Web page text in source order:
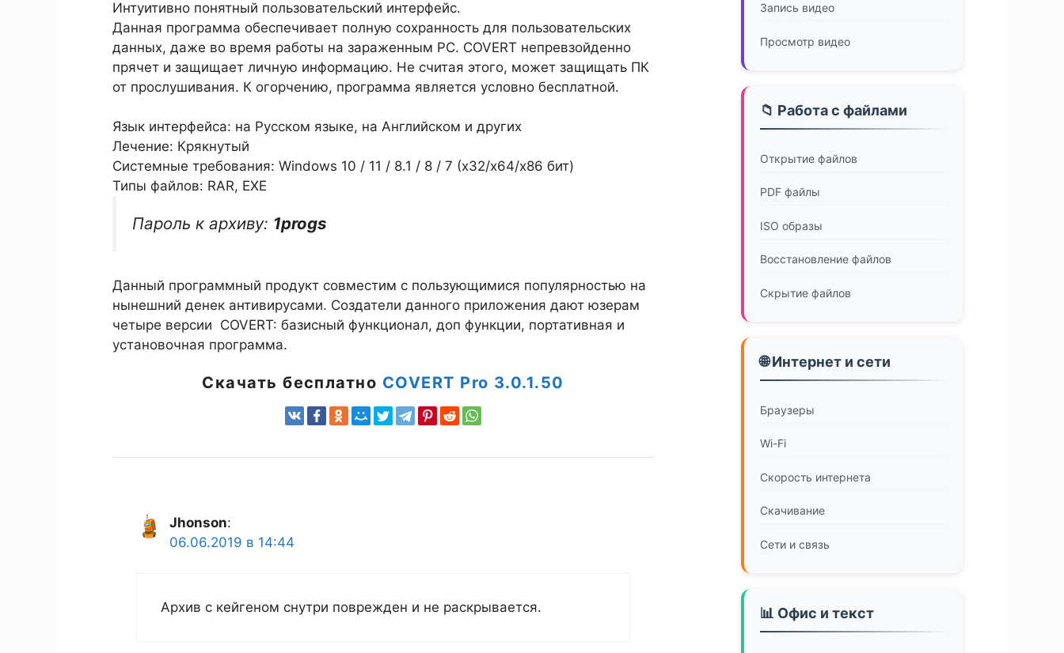
Интуитивно понятный пользовательский интерфейс.
Данная программа обеспечивает полную сохранность для пользовательских
данных, даже во время работы на зараженным PC. COVERT непревзойденно
прячет и защищает личную информацию. Не считая этого, может защищать ПК
от прослушивания. К огорчению, программа является условно бесплатной.
Язык интерфейса: на Русском языке, на Английском и других
Лечение: Крякнутый
Системные требования: Windows 10 / 11 / 8.1 / 8 / 7 (х32/x64/x86 бит)
Типы файлов: RAR, EXE
Пароль к архиву: 1progs
Данный программный продукт совместим с пользующимися популярностью на
нынешний денек антивирусами. Создатели данного приложения дают юзерам
четыре версии COVERT: базисный функционал, доп функции, портативная и
установочная программа.
Скачать бесплатно COVERT Pro 3.0.1.50
Jhonson:
06.06.2019 в 14:44
Архив с кейгеном снутри поврежден и не раскрывается.
Запись видео
Просмотр видео
📁 Работа с файлами
Открытие файлов
PDF файлы
ISO образы
Восстановление файлов
Скрытие файлов
🌐 Интернет и сети
Браузеры
Wi-Fi
Скорость интернета
Скачивание
Сети и связь
📊 Офис и текст